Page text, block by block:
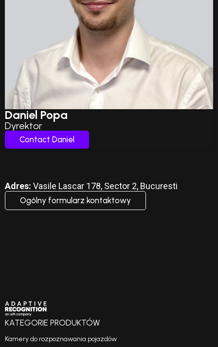
Daniel Popa
Dyrektor
Contact Daniel
Adres: Vasile Lascar 178, Sector 2, Bucuresti
Ogólny formularz kontaktowy
KATEGORIE PRODUKTÓW
Kamery do rozpoznawania pojazdów